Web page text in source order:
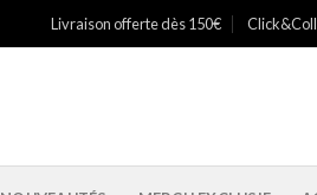
Livraison offerte dès 150€